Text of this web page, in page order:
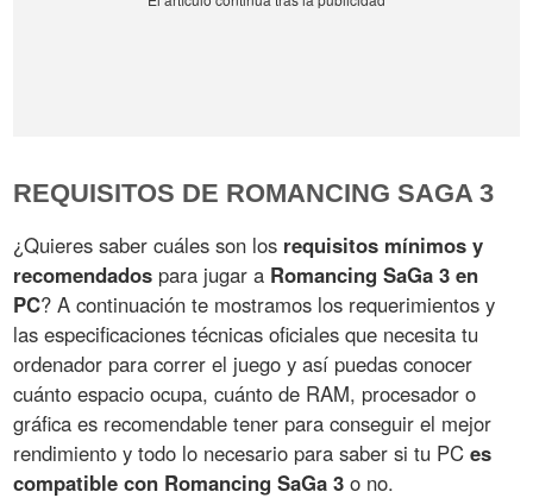
REQUISITOS DE ROMANCING SAGA 3
¿Quieres saber cuáles son los requisitos mínimos y
recomendados para jugar a Romancing SaGa 3 en
PC? A continuación te mostramos los requerimientos y
las especificaciones técnicas oficiales que necesita tu
ordenador para correr el juego y así puedas conocer
cuánto espacio ocupa, cuánto de RAM, procesador o
gráfica es recomendable tener para conseguir el mejor
rendimiento y todo lo necesario para saber si tu PCes
compatible con Romancing SaGa 3 o no.